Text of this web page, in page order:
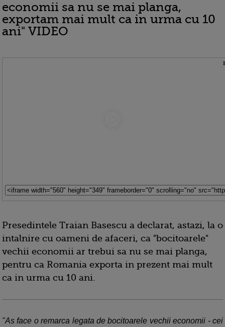
economii sa nu se mai planga,
exportam mai mult ca in urma cu 10
ani" VIDEO
Presedintele Traian Basescu a declarat, astazi, la o
intalnire cu oameni de afaceri, ca "bocitoarele"
vechii economii ar trebui sa nu se mai planga,
pentru ca Romania exporta in prezent mai mult
ca in urma cu 10 ani.
"As face o remarca legata de bocitoarele vechii economii - cei